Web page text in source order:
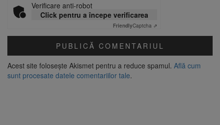
Verificare anti-robot
Click pentru a începe verificarea
FriendlyCaptcha ⇗
Acest site folosește Akismet pentru a reduce spamul. Află cum
sunt procesate datele comentariilor tale.